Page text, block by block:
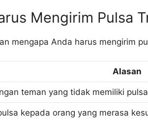
Mengirim Pulsa
mengapa Anda harus mengirim
Alasan
teman yang tidak memiliki pulsa
kepada orang yang merasa